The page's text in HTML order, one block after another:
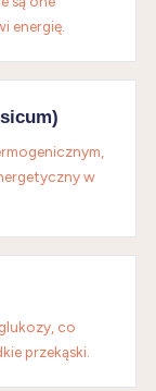
energię.
w
co
przekąski.